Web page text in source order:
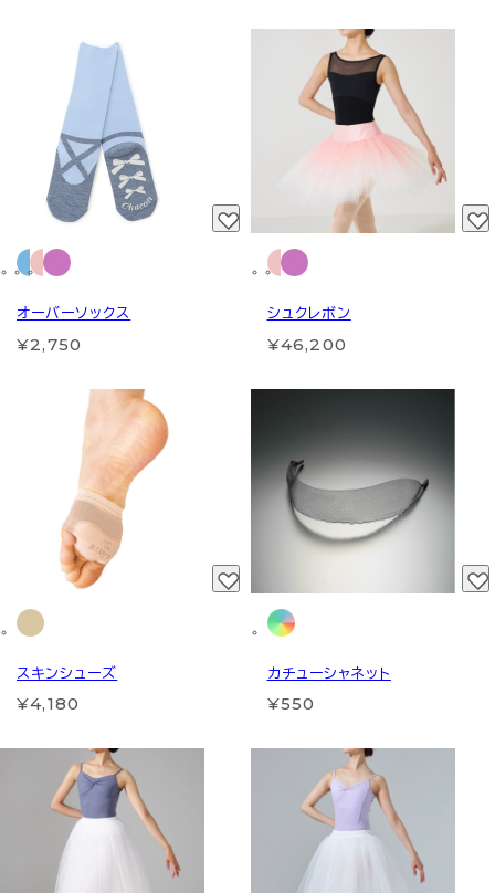
オーバーソックス
¥2,750
シュクレボン
¥46,200
スキンシューズ
¥4,180
カチューシャネット
¥550